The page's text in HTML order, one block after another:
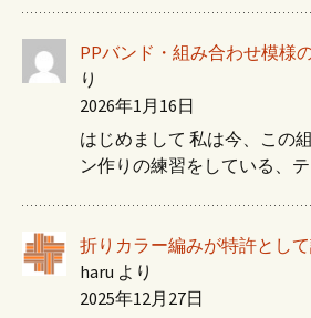
PPバンド・組み合わせ模様
り
2026年1月16日
はじめまして 私は今、この
ン作りの練習をしている、
折りカラー編みが特許とし
haru より
2025年12月27日